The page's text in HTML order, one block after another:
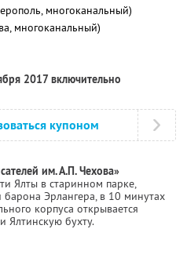
многоканальный)
многоканальный)
2017 включительно
купоном
им. А.П. Чехова»
Ялты в старинном парке,
Эрлангера, в 10 минутах
корпуса открывается
Ялтинскую бухту.